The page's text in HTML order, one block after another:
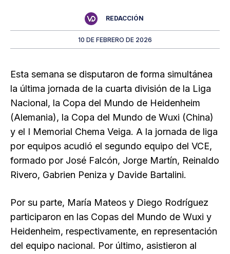
REDACCIÓN
10 DE FEBRERO DE 2026
Esta semana se disputaron de forma simultánea
la última jornada de la cuarta división de la Liga
Nacional, la Copa del Mundo de Heidenheim
(Alemania), la Copa del Mundo de Wuxi (China)
y el I Memorial Chema Veiga. A la jornada de liga
por equipos acudió el segundo equipo del VCE,
formado por José Falcón, Jorge Martín, Reinaldo
Rivero, Gabrien Peniza y Davide Bartalini.
Por su parte, María Mateos y Diego Rodríguez
participaron en las Copas del Mundo de Wuxi y
Heidenheim, respectivamente, en representación
del equipo nacional. Por último, asistieron al